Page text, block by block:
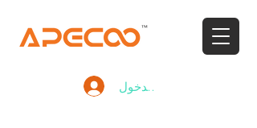
تسجيل الدخول